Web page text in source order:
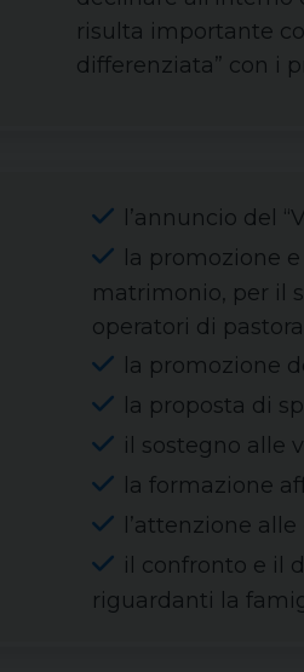
risulta importante
differenziata” con i
l’annuncio del
la promozione
matrimonio, per il
operatori di
la promozione
la proposta di
il sostegno alle
la formazione
l’attenzione
il confronto e il
riguardanti la